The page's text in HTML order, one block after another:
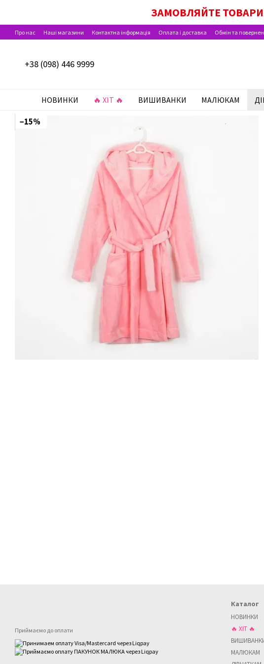
ЗАМОВЛЯЙТЕ ТОВАРИ
ДІЄ ОПЛАТА ПАКУНОК
Про нас Наші магазини Контактна інформація Оплата і доставка Обмін та
Відгуки про магазин
+38 (098) 446 9999
НОВИНКИ 🔥 ХІТ 🔥 ВИШИВАНКИ МАЛЮКАМ
−15%
Приймаємо до оплати
Каталог
НОВИНКИ
🔥 ХІТ 🔥
МАЛЮКАМ